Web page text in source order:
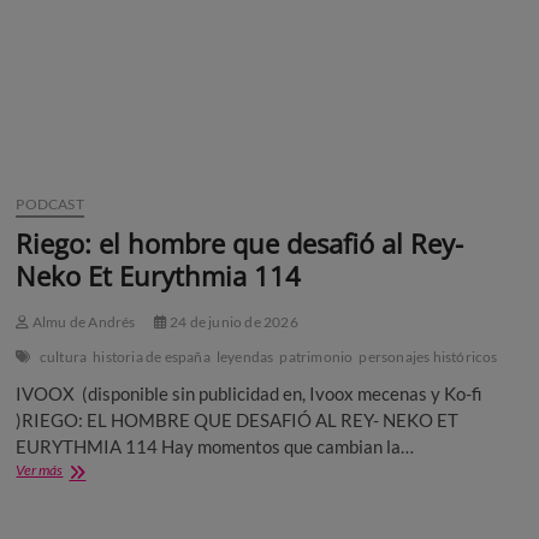
PODCAST
Riego: el hombre que desafió al Rey-
Neko Et Eurythmia 114
Almu de Andrés
24 de junio de 2026
cultura historia de españa leyendas patrimonio personajes históricos
IVOOX (disponible sin publicidad en, Ivoox mecenas y Ko-fi
)RIEGO: EL HOMBRE QUE DESAFIÓ AL REY- NEKO ET
EURYTHMIA 114 Hay momentos que cambian la…
Ver másRiego: